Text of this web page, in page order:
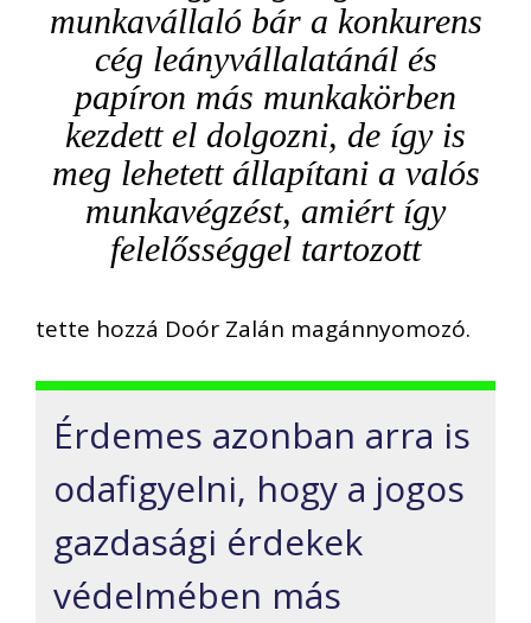
munkavállaló bár a konkurens
cég leányvállalatánál és
papíron más munkakörben
kezdett el dolgozni, de így is
meg lehetett állapítani a valós
munkavégzést, amiért így
felelősséggel tartozott
tette hozzá Doór Zalán magánnyomozó.
Érdemes azonban arra is
odafigyelni, hogy a jogos
gazdasági érdekek
védelmében más